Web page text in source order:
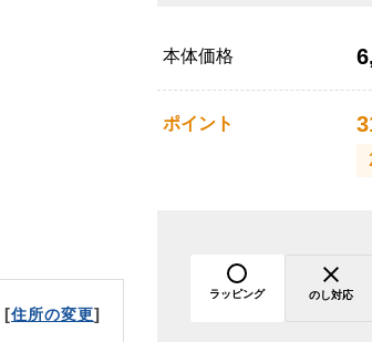
[住所の変更]
本体価格
ポイント
ラッピング のし対応